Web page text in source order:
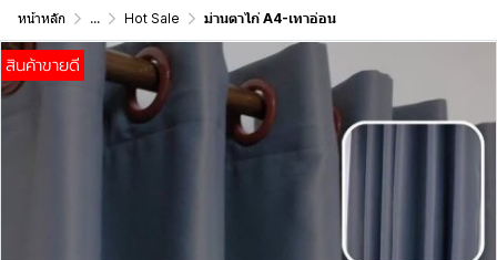
หน้าหลัก ... Hot Sale ม่านตาไก่ A4-เทาอ่อน
สินค้าขายดี